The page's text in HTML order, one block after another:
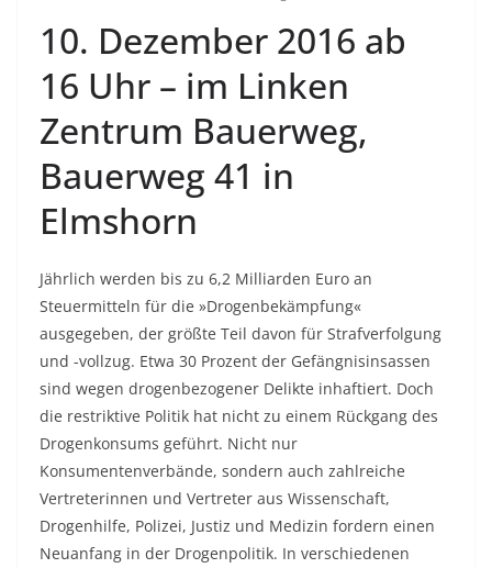
10. Dezember 2016 ab
16 Uhr – im Linken
Zentrum Bauerweg,
Bauerweg 41 in
Elmshorn
Jährlich werden bis zu 6,2 Milliarden Euro an
Steuermitteln für die »Drogenbekämpfung«
ausgegeben, der größte Teil davon für Strafverfolgung
und -vollzug. Etwa 30 Prozent der Gefängnisinsassen
sind wegen drogenbezogener Delikte inhaftiert. Doch
die restriktive Politik hat nicht zu einem Rückgang des
Drogenkonsums geführt. Nicht nur
Konsumentenverbände, sondern auch zahlreiche
Vertreterinnen und Vertreter aus Wissenschaft,
Drogenhilfe, Polizei, Justiz und Medizin fordern einen
Neuanfang in der Drogenpolitik. In verschiedenen